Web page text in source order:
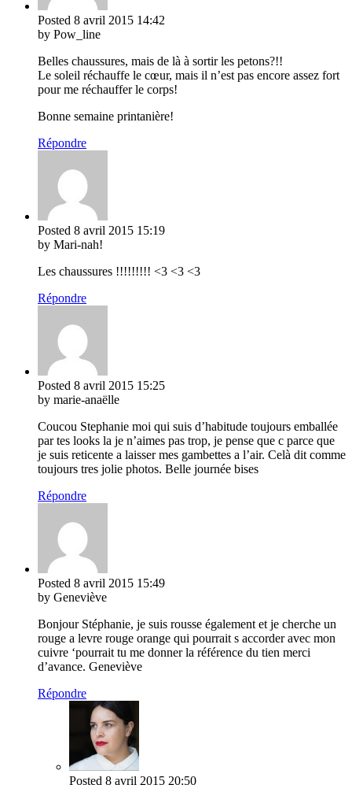
Posted 8 avril 2015 14:42
by Pow_line
Belles chaussures, mais de là à sortir les petons?!!
Le soleil réchauffe le cœur, mais il n’est pas encore assez fort
pour me réchauffer le corps!
Bonne semaine printanière!
Répondre
Posted 8 avril 2015 15:19
by Mari-nah!
Les chaussures !!!!!!!!! <3 <3 <3
Répondre
Posted 8 avril 2015 15:25
by marie-anaëlle
Coucou Stephanie moi qui suis d’habitude toujours emballée
par tes looks la je n’aimes pas trop, je pense que c parce que
je suis reticente a laisser mes gambettes a l’air. Celà dit comme
toujours tres jolie photos. Belle journée bises
Répondre
Posted 8 avril 2015 15:49
by Geneviève
Bonjour Stéphanie, je suis rousse également et je cherche un
rouge a levre rouge orange qui pourrait s accorder avec mon
cuivre ‘pourrait tu me donner la référence du tien merci
d’avance. Geneviève
Répondre
Posted 8 avril 2015 20:50